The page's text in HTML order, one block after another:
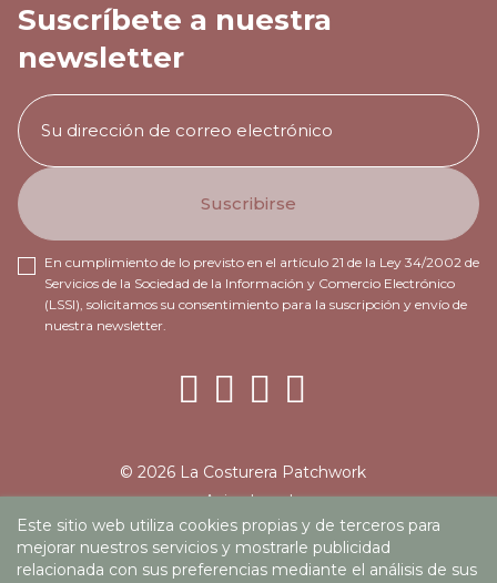
Suscríbete a nuestra
newsletter
En cumplimiento de lo previsto en el artículo 21 de la Ley 34/2002 de
Servicios de la Sociedad de la Información y Comercio Electrónico
(LSSI), solicitamos su consentimiento para la suscripción y envío de
nuestra newsletter.
Este sitio web utiliza cookies propias y de terceros para
mejorar nuestros servicios y mostrarle publicidad
relacionada con sus preferencias mediante el análisis de sus
© 2026 La Costurera Patchwork
Aviso Legal
Política de privacidad
Política de cookies